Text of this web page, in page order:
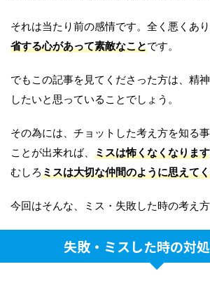
それは当たり前の感情です。全く悪くあ
省する心があって素敵なことです。
でもこの記事を見てくださった方は、精
したいと思っていることでしょう。
その為には、チョットした考え方を知る
ことが出来れば、 ミスは怖くなくなります
むしろミスは大切な仲間のように思えて
今回はそんな、ミス・失敗した時の考え方
失敗・ミスした時の対